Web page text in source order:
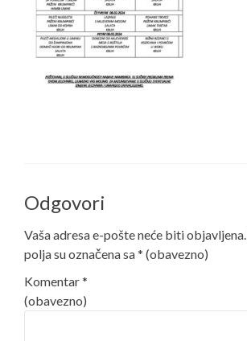
Odgovori
Vaša adresa e-pošte neće biti objavljena.
polja su označena sa* (obavezno)
Komentar*
(obavezno)